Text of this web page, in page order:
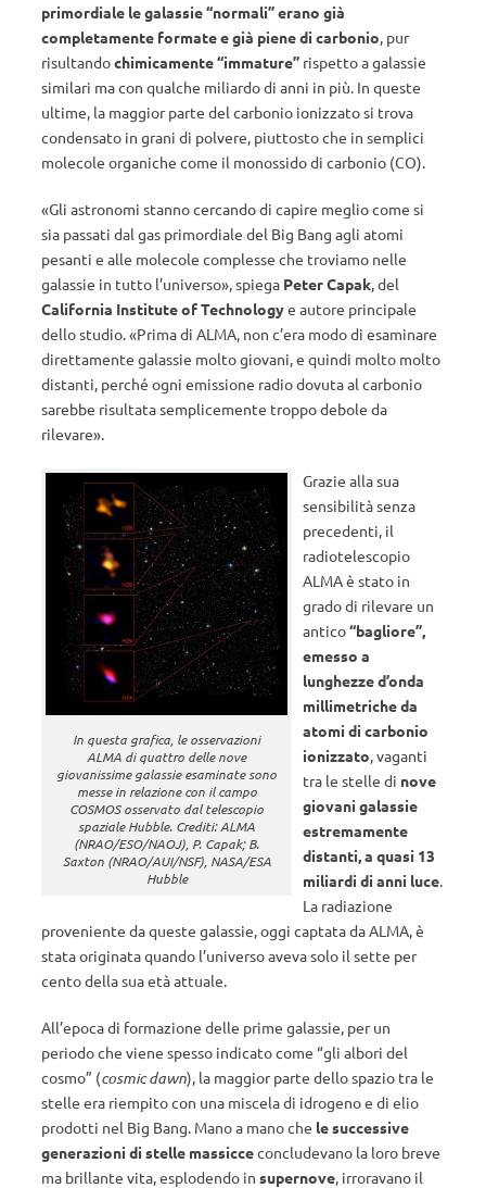
primordiale le galassie “normali” erano già
completamente formate e già piene di carbonio, pur
risultandochimicamente “immature” rispetto a galassie
similari ma con qualche miliardo di anni in più. In queste
ultime, la maggior parte del carbonio ionizzato si trova
condensato in grani di polvere, piuttosto che in semplici
molecole organiche come il monossido di carbonio (CO).
«Gli astronomi stanno cercando di capire meglio come si
sia passati dal gas primordiale del Big Bang agli atomi
pesanti e alle molecole complesse che troviamo nelle
galassie in tutto l’universo», spiega Peter Capak, del
California Institute of Technologye autore principale
dello studio. «Prima di ALMA, non c’era modo di esaminare
direttamente galassie molto giovani, e quindi molto molto
distanti, perché ogni emissione radio dovuta al carbonio
sarebbe risultata semplicemente troppo debole da
rilevare».
In questa grafica, le osservazioni
ALMA di quattro delle nove
giovanissime galassie esaminate sono
messe in relazione con il campo
COSMOS osservato dal telescopio
spaziale Hubble. Crediti: ALMA
(NRAO/ESO/NAOJ), P. Capak; B.
Saxton (NRAO/AUI/NSF), NASA/ESA
Hubble
Grazie alla sua
sensibilità senza
precedenti, il
radiotelescopio
ALMA è stato in
grado di rilevare un
antico“bagliore”,
emesso a
lunghezze d’onda
millimetriche da
atomi di carbonio
ionizzato, vaganti
tra le stelle di nove
giovani galassie
estremamente
distanti,a quasi 13
miliardi di anni luce.
La radiazione
proveniente da queste galassie, oggi captata da ALMA, è
stata originata quando l’universo aveva solo il sette per
cento della sua età attuale.
All’epoca di formazione delle prime galassie, per un
periodo che viene spesso indicato come “gli albori del
cosmo” (cosmic dawn), la maggior parte dello spazio tra le
stelle era riempito con una miscela di idrogeno e di elio
prodotti nel Big Bang. Mano a mano che le successive
generazioni di stelle massicceconcludevano la loro breve
ma brillante vita, esplodendo in supernove, irroravano il